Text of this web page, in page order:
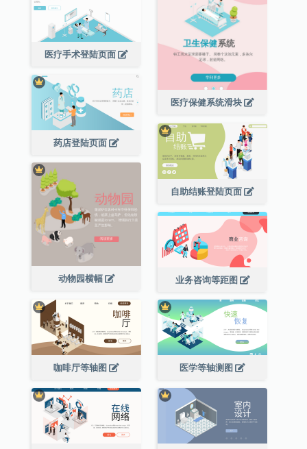
医疗手术登陆页面
医疗保健系统滑块
药店登陆页面
自助结账登陆页面
动物园横幅 业务咨询等距图
咖啡厅等轴图 医学等轴测图